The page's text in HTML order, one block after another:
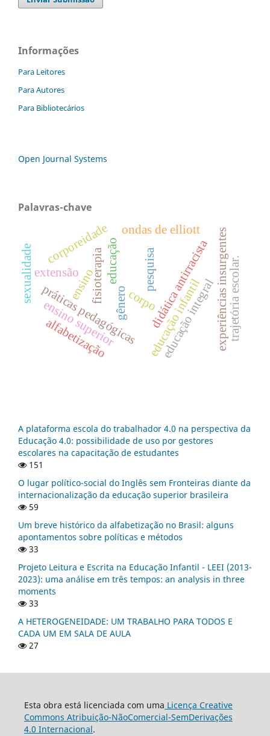
Informações
Para Leitores
Para Autores
Para Bibliotecários
Open Journal Systems
Palavras-chave
educação
corpo
ensino pesquisa
extensão
práticas pedagógicasdidática antirracistaexperiências insurgentes
educação infantil
educação integral trajetória escolar.
ensino superior
fisioterapia
alfabetização
gênero
sexualidade
corporeidade ondas de elliott
A plataforma escola do trabalhador 4.0 na perspectiva da
Educação 4.0: possibilidade de uso por gestores
escolares na capacitação de estudantes
151
O lugar político-social do Inglês sem Fronteiras diante da
internacionalização da educação superior brasileira
59
Um breve histórico da alfabetização no Brasil: alguns
apontamentos sobre políticas e métodos
33
Projeto Leitura e Escrita na Educação Infantil - LEEI (2013-
2023): uma análise em três tempos: an analysis in three
moments
33
A HETEROGENEIDADE: UM TRABALHO PARA TODOS E
CADA UM EM SALA DE AULA
27
Esta obra está licenciada com uma Licença Creative
Commons Atribuição-NãoComercial-SemDerivações
4.0 Internacional.